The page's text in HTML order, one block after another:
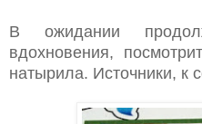
В ожидании
вдохновения,
натырила. Источники, к